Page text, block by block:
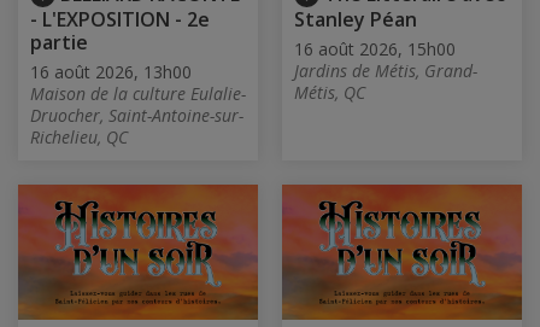
- L'EXPOSITION - 2e
partie
16 août 2026, 13h00
Maison de la culture Eulalie-
Druocher, Saint-Antoine-sur-
Richelieu, QC
Stanley Péan
16 août 2026, 15h00
Jardins de Métis, Grand-
Métis, QC